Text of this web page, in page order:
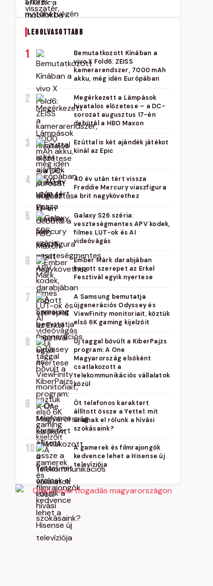
LEGOLVASOTTABB
1
Bemutatkozott Kínában a
vivo X Fold6: ZEISS
kamerarendszer, 7000 mAh
akku, még idén Európában
2
Megérkezett a Lámpások
hivatalos előzetese – a DC-
sorozat augusztus 17-én
debütál a HBO Maxon
3
Ezúttal is két ajándék játékot
kínál az Epic
4
40 év után tért vissza
Freddie Mercury viaszfigura
a brit nagykövethez
5
Galaxy S26 széria:
veszteségmentes APV kodek,
filmes LUT-ok és AI
videóvágás
6
Ember Márk darabjában
kapott szerepet az Erkel
Fesztivál egyik nyertese
7
A Samsung bemutatja
újgenerációs Odyssey és
ViewFinity monitoriait, köztük
első 6K gaming kijelzőit
8
Új taggal bővült a KiberPajzs
program: A One
Magyarország elsőként
csatlakozott a
telekommunikációs vállalatok
közül
9
Öt telefonos karaktert
állított össze a Yettel: mit
árulnak el rólunk a hívási
szokásaink?
10
A gamerek és filmrajongók
kedvence lehet a Hisense új
televíziója